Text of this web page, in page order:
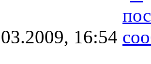
16:54